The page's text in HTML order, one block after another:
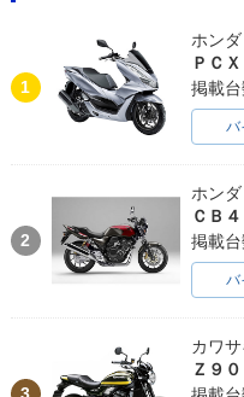
1
ホンダ
ＰＣＸ
掲載
バ
2
ホンダ
掲載
バ
カワ
Ｚ９